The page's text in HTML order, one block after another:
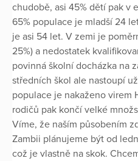
chudobě, asi 45% dětí pak v
65% populace je mladší 24
je asi 54 let. V zemi je
25%) a nedostatek
povinná školní docházka na
středních škol ale nastoupí
populace je nakaženo virem
rodičů pak končí velké
Víme, že naším působením
Zambii plánujeme být od
což je vlastně na skok.